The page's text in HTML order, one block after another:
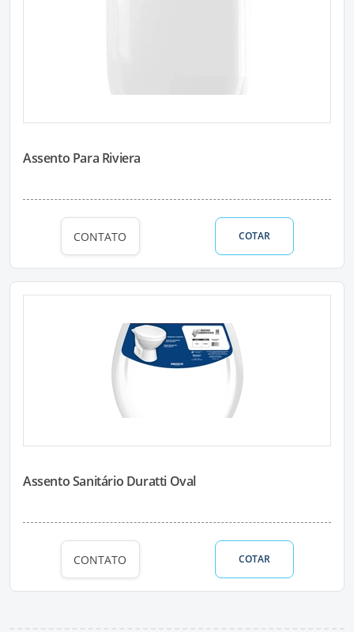
Assento Para Riviera
CONTATO COTAR
Assento Sanitário Duratti Oval
CONTATO COTAR